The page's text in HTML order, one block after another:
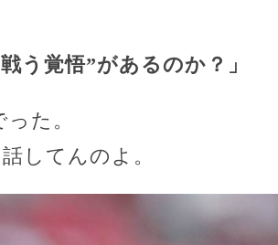
う覚悟”があるのか？」
た。
してんのよ。